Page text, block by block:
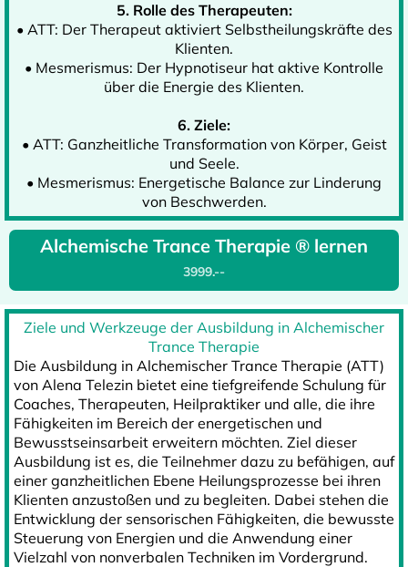
5. Rolle des Therapeuten:
• ATT: Der Therapeut aktiviert Selbstheilungskräfte des
Klienten.
• Mesmerismus: Der Hypnotiseur hat aktive Kontrolle
über die Energie des Klienten.
6. Ziele:
• ATT: Ganzheitliche Transformation von Körper, Geist
und Seele.
• Mesmerismus: Energetische Balance zur Linderung
von Beschwerden.
Alchemische Trance Therapie ® lernen
3999.--
Ziele und Werkzeuge der Ausbildung in Alchemischer
Trance Therapie
Die Ausbildung in Alchemischer Trance Therapie (ATT)
von Alena Telezin bietet eine tiefgreifende Schulung für
Coaches, Therapeuten, Heilpraktiker und alle, die ihre
Fähigkeiten im Bereich der energetischen und
Bewusstseinsarbeit erweitern möchten. Ziel dieser
Ausbildung ist es, die Teilnehmer dazu zu befähigen, auf
einer ganzheitlichen Ebene Heilungsprozesse bei ihren
Klienten anzustoßen und zu begleiten. Dabei stehen die
Entwicklung der sensorischen Fähigkeiten, die bewusste
Steuerung von Energien und die Anwendung einer
Vielzahl von nonverbalen Techniken im Vordergrund.